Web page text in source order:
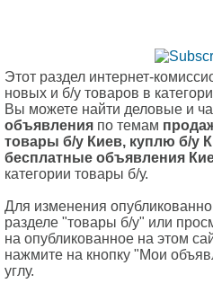
Этот раздел интернет-
новых и б/у товаров в
Вы можете найти деловые и
объявления по темам
товары б/у Киев, куплю б/у
бесплатные объявления
категории товары б/у.
Для изменения
разделе "товары б/у" или
на опубликованное на этом
нажмите на кнопку "Мои
углу.